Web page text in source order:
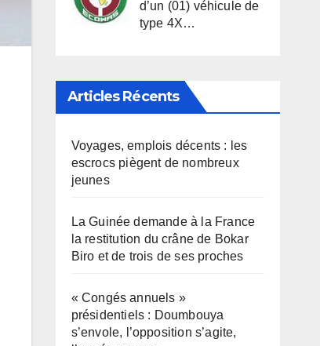
d’un (01) véhicule de
type 4X…
Articles Récents
Voyages, emplois décents : les
escrocs piègent de nombreux
jeunes
La Guinée demande à la France
la restitution du crâne de Bokar
Biro et de trois de ses proches
« Congés annuels »
présidentiels : Doumbouya
s’envole, l’opposition s’agite,